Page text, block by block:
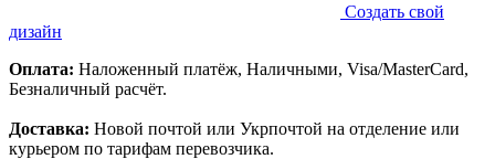
Создать свой
дизайн
Оплата: Наложенный платёж, Наличными, Visa/MasterCard,
Безналичный расчёт.
Доставка: Новой почтой или Укрпочтой на отделение или
курьером по тарифам перевозчика.